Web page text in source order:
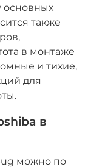
основных
также
в монтаже
и тихие,
для
в
ug можно по